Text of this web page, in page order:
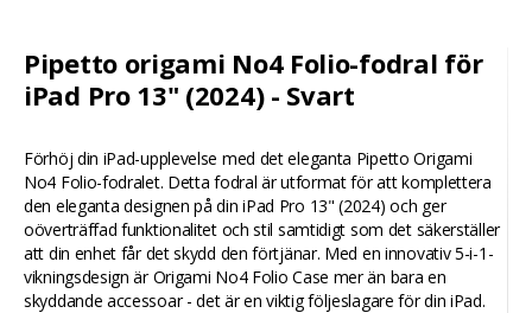
Pipetto origami No4 Folio-fodral för
iPad Pro 13" (2024) - Svart
Förhöj din iPad-upplevelse med det eleganta Pipetto Origami
No4 Folio-fodralet. Detta fodral är utformat för att komplettera
den eleganta designen på din iPad Pro 13" (2024) och ger
oöverträffad funktionalitet och stil samtidigt som det säkerställer
att din enhet får det skydd den förtjänar. Med en innovativ 5-i-1-
vikningsdesign är Origami No4 Folio Case mer än bara en
skyddande accessoar - det är en viktig följeslagare för din iPad.